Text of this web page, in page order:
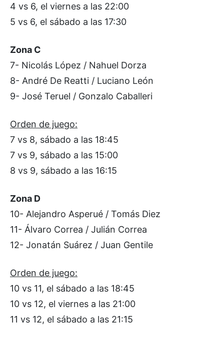
4 vs 6, el viernes a las 22:00
5 vs 6, el sábado a las 17:30
Zona C
7- Nicolás López / Nahuel Dorza
8- André De Reatti / Luciano León
9- José Teruel / Gonzalo Caballeri
Orden de juego:
7 vs 8, sábado a las 18:45
7 vs 9, sábado a las 15:00
8 vs 9, sábado a las 16:15
Zona D
10- Alejandro Asperué / Tomás Diez
11- Álvaro Correa / Julián Correa
12- Jonatán Suárez / Juan Gentile
Orden de juego:
10 vs 11, el sábado a las 18:45
10 vs 12, el viernes a las 21:00
11 vs 12, el sábado a las 21:15